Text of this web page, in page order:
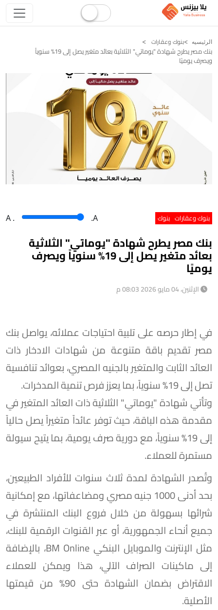
الرئيسيه بنوك وعقارات
بنك مصر يطرح شهادة "يوماتي" الثلاثية بعائد متغير يصل إلى 19% سنوياً
ويصرف يوميًا
بنوك وعقارات بنوك A . .A
بنك مصر يطرح شهادة "يوماتي" الثلاثية
بعائد متغير يصل إلى 19% سنوياً ويصرف
يوميًا
الإثنين، 04 مايو 2026 08:03 م
في إطار حرصه على تلبية احتياجات عملائه، يواصل بنك
مصر تقديم باقة متنوعة من شهادات الادخار ذات
العائد الثابت والمتغير بالجنيه المصري، بعوائد تنافسية
تصل إلى 19% سنوياً، بما يعزز فرص تنمية المدخرات.
وتأتي شهادة "يوماتي" الثلاثية ذات العائد المتغير في
مقدمة هذه الباقة، حيث توفر عائداً متغيراً يصل حالياً
إلى 19% سنوياً، مع دورية صرف يومية، بما يتيح سيولة
مستمرة للعملاء.
وتُصدر الشهادة لمدة ثلاث سنوات للأفراد الطبيعين،
بحد أدنى 1000 جنيه مصري ومضاعفاتها، مع إمكانية
شرائها بسهولة من خلال فروع البنك المنتشرة في
جميع أنحاء الجمهورية، أو عبر القنوات الرقمية للبنك،
مثل الإنترنت والموبايل البنكي BM Online، بالإضافة
إلى ماكينات الصراف الآلي، هذا ويمكن للعملاء
الاقتراض بضمان الشهادة حتى 90% من قيمتها
الأصلية.